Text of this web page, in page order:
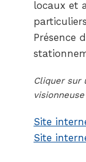
locaux et
Présence
Cliquer sur
visionneuse
Site
Site